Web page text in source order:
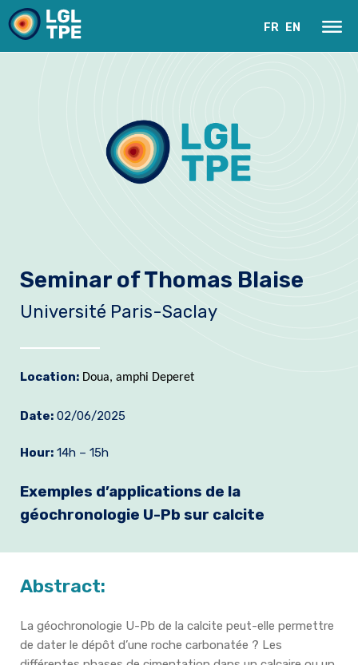
Research
Instruments
News
Join us
Practical Information
FR EN
Seminar of Thomas Blaise
Université Paris-Saclay
Location: Doua, amphi Deperet
Date: 02/06/2025
Hour: 14h – 15h
Exemples d’applications de la
géochronologie U-Pb sur calcite
Abstract:
La géochronologie U-Pb de la calcite peut-elle permettre
de dater le dépôt d’une roche carbonatée ? Les